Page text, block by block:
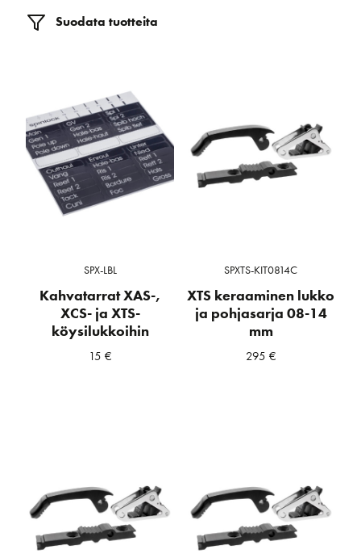
Suodata tuotteita
SPX-LBL
Kahvatarrat XAS-,
XCS- ja XTS-
köysilukkoihin
15 €
SPXTS-KIT0814C
XTS keraaminen lukko
ja pohjasarja 08-14
mm
295 €